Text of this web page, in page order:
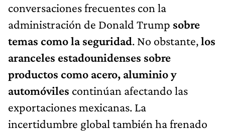
conversaciones frecuentes con la
administración de Donald Trump sobre
temas como la seguridad. No obstante,los
aranceles estadounidenses sobre
productos como acero, aluminio y
automóviles continúan afectando las
exportaciones mexicanas. La
incertidumbre global también ha frenado